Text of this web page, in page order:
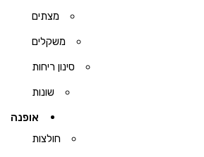
מצתים
משקלים
סינון ריחות
שונות
אופנה
חולצות